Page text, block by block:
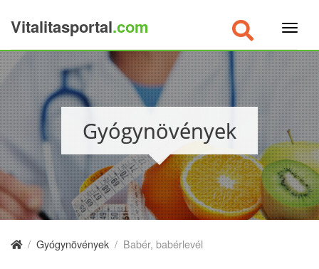
Vitalitasportal.com
Gyógynövények
/ Gyógynövények / Babér, babérlevél
×